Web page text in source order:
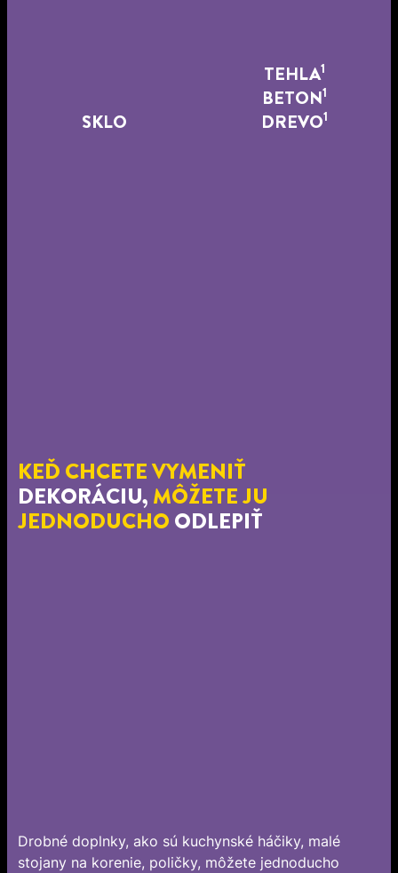
SKLO
TEHLA1
BETON1
DREVO1
KEĎ CHCETE VYMENIŤ
DEKORÁCIU, MÔŽETE JU
JEDNODUCHO ODLEPIŤ
Drobné doplnky, ako sú kuchynské háčiky, malé
stojany na korenie, poličky, môžete jednoducho